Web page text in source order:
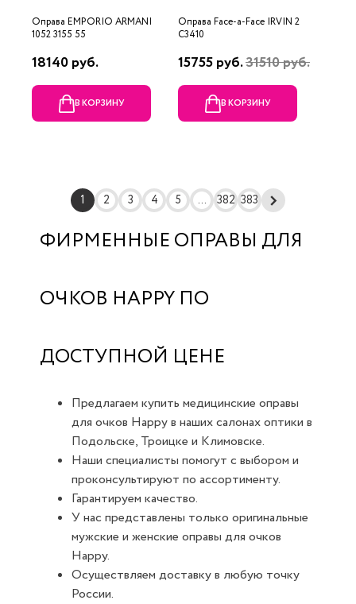
Оправа EMPORIO ARMANI
1052 3155 55
18140 руб.
В КОРЗИНУ
Оправа Face-a-Face IRVIN 2
C3410
15755 руб.31510 руб.
В КОРЗИНУ
1 2 3 4 5 ... 382 383
ФИРМЕННЫЕ ОПРАВЫ ДЛЯ
ОЧКОВ HAPPY ПО
ДОСТУПНОЙ ЦЕНЕ
Предлагаем купить медицинские оправы
для очков Happy в наших салонах оптики в
Подольске, Троицке и Климовске.
Наши специалисты помогут с выбором и
проконсультируют по ассортименту.
Гарантируем качество.
У нас представлены только оригинальные
мужские и женские оправы для очков
Happy.
Осуществляем доставку в любую точку
России.